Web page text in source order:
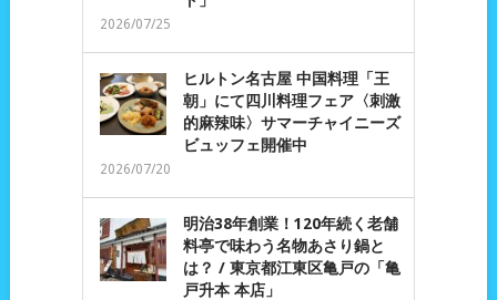
2026/07/25
ヒルトン名古屋 中国料理「王
朝」にて四川料理フェア〈刺激
的麻辣味〉サマーチャイニーズ
ビュッフェ開催中
2026/07/20
明治38年創業！120年続く老舗
料亭で味わう名物あさり鍋と
は？ / 東京都江東区亀戸の「亀
戸升本 本店」